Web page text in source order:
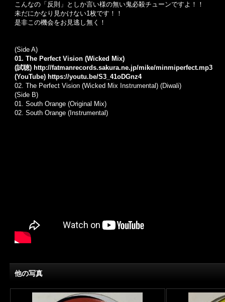
こんなの「反則」としか言い様の無い鬼必殺チューンですよ！！
未だにかなり見かけない1枚です！！
是非この機会をお見逃し無く！
(Side A)
01. The Perfect Vision (Wicked Mix)
(試聴) http://fatmanrecords.sakura.ne.jp/mike/minmiperfect.mp3
(YouTube) https://youtu.be/S3_41oDGnz4
02. The Perfect Vision (Wicked Mix Instrumental) (Diwali)
(Side B)
01. South Orange (Original Mix)
02. South Orange (Instrumental)
他の写真